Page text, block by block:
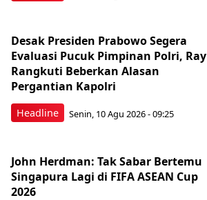
Headline
Desak Presiden Prabowo Segera
Evaluasi Pucuk Pimpinan Polri, Ray
Rangkuti Beberkan Alasan
Pergantian Kapolri
Senin, 10 Agu 2026 - 09:25
John Herdman: Tak Sabar Bertemu
Singapura Lagi di FIFA ASEAN Cup
2026